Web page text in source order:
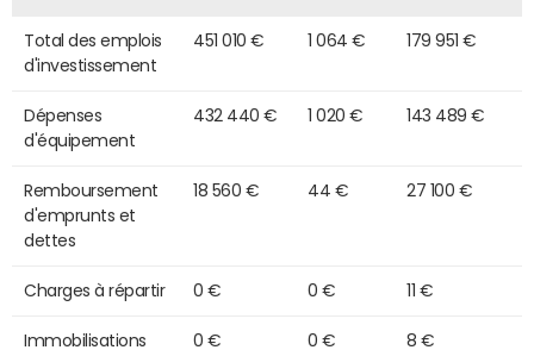
Total des emplois
d'investissement
451 010 € 1 064 € 179 951 €
Dépenses
d'équipement
432 440 € 1 020 € 143 489 €
Remboursement
d'emprunts et
dettes
18 560 € 44 € 27 100 €
Charges à répartir 0 € 0 € 11 €
Immobilisations
0 € 0 € 8 €